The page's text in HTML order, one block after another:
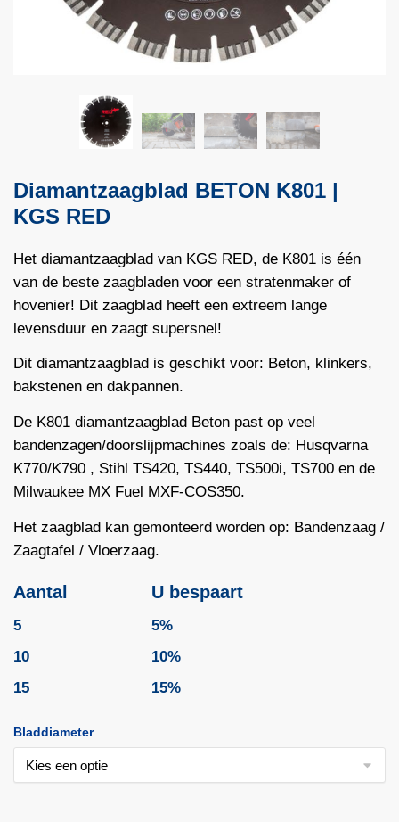
Diamantzaagblad BETON K801 |
KGS RED
Het diamantzaagblad van KGS RED, de K801 is één
van de beste zaagbladen voor een stratenmaker of
hovenier! Dit zaagblad heeft een extreem lange
levensduur en zaagt supersnel!
Dit diamantzaagblad is geschikt voor: Beton, klinkers,
bakstenen en dakpannen.
De K801 diamantzaagblad Beton past op veel
bandenzagen/doorslijpmachines zoals de: Husqvarna
K770/K790 , Stihl TS420, TS440, TS500i, TS700 en de
Milwaukee MX Fuel MXF-COS350.
Het zaagblad kan gemonteerd worden op: Bandenzaag /
Zaagtafel / Vloerzaag.
Aantal U bespaart
5
5%
10
10%
15
15%
Bladdiameter